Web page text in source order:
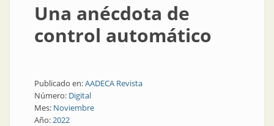
Una anécdota de
control automático
Publicado en:AADECA Revista
Número: Digital
Mes: Noviembre
Año:2022